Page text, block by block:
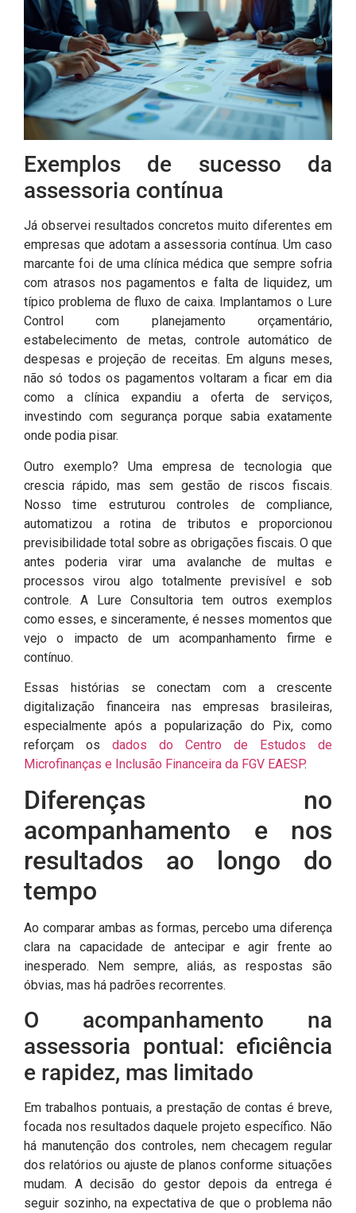
Exemplos de sucesso da
assessoria contínua
Já observei resultados concretos muito diferentes em
empresas que adotam a assessoria contínua. Um caso
marcante foi de uma clínica médica que sempre sofria
com atrasos nos pagamentos e falta de liquidez, um
típico problema de fluxo de caixa. Implantamos o Lure
Control com planejamento orçamentário,
estabelecimento de metas, controle automático de
despesas e projeção de receitas. Em alguns meses,
não só todos os pagamentos voltaram a ficar em dia
como a clínica expandiu a oferta de serviços,
investindo com segurança porque sabia exatamente
onde podia pisar.
Outro exemplo? Uma empresa de tecnologia que
crescia rápido, mas sem gestão de riscos fiscais.
Nosso time estruturou controles de compliance,
automatizou a rotina de tributos e proporcionou
previsibilidade total sobre as obrigações fiscais. O que
antes poderia virar uma avalanche de multas e
processos virou algo totalmente previsível e sob
controle. A Lure Consultoria tem outros exemplos
como esses, e sinceramente, é nesses momentos que
vejo o impacto de um acompanhamento firme e
contínuo.
Essas histórias se conectam com a crescente
digitalização financeira nas empresas brasileiras,
especialmente após a popularização do Pix, como
reforçam os dados do Centro de Estudos de
Microfinanças e Inclusão Financeira da FGV EAESP.
Diferenças no
acompanhamento e nos
resultados ao longo do
tempo
Ao comparar ambas as formas, percebo uma diferença
clara na capacidade de antecipar e agir frente ao
inesperado. Nem sempre, aliás, as respostas são
óbvias, mas há padrões recorrentes.
O acompanhamento na
assessoria pontual: eficiência
e rapidez, mas limitado
Em trabalhos pontuais, a prestação de contas é breve,
focada nos resultados daquele projeto específico. Não
há manutenção dos controles, nem checagem regular
dos relatórios ou ajuste de planos conforme situações
mudam. A decisão do gestor depois da entrega é
seguir sozinho, na expectativa de que o problema não